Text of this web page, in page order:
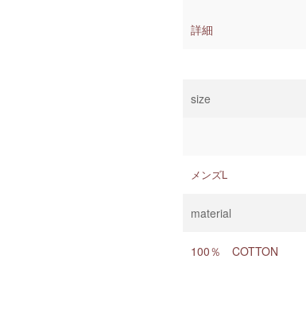
詳細
size
メンズL
material
100％ COTTON